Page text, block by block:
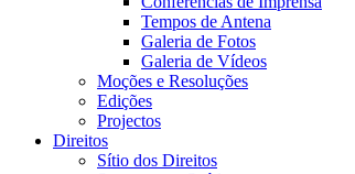
Tempos de Antena
Galeria de Fotos
Galeria de Vídeos
Moções e Resoluções
Edições
Projectos
Direitos
Sítio dos Direitos